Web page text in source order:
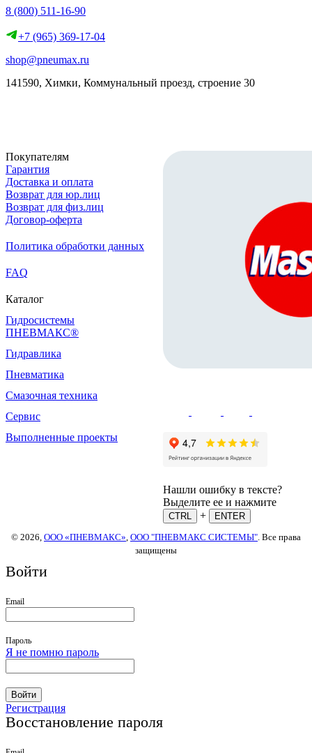
8 (800) 511-16-90
+7 (965) 369-17-04
shop@pneumax.ru
141590, Химки, Коммунальный проезд, строение 30
Покупателям
Гарантия
Доставка и оплата
Возврат для юр.лиц
Возврат для физ.лиц
Договор-оферта
Политика обработки данных
FAQ
Каталог
Гидросистемы
ПНЕВМАКС®
Гидравлика
Пневматика
Смазочная техника
Сервис
Выполненные проекты
Нашли ошибку в тексте?
Выделите ее и нажмите
CTRL +
ENTER
© 2026, ООО «ПНЕВМАКС» ООО "ПНЕВМАКС СИСТЕМЫ" . Все права
защищены
Войти
Email
Пароль
Я не помню пароль
Войти
Регистрация
Восстановление пароля